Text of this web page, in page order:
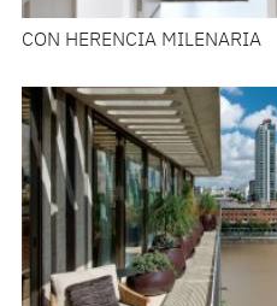
CON HERENCIA MILENARIA